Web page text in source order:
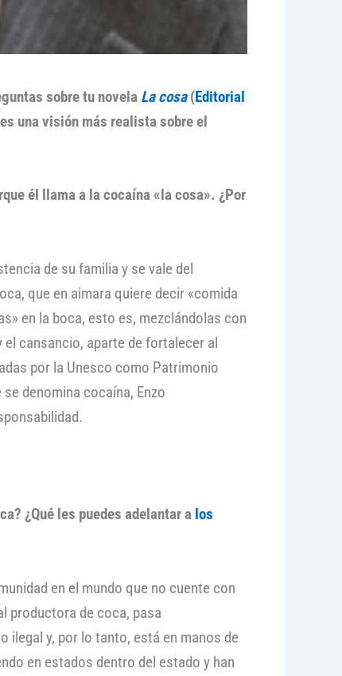
sobre tu novela La cosa(Editorial
una visión más realista sobre el
él llama a la cocaína «la cosa». ¿Por
de su familia y se vale del
que en aimara quiere decir «comida
en la boca, esto es, mezclándolas con
el cansancio, aparte de fortalecer al
por la Unesco como Patrimonio
denomina cocaína, Enzo
¿Qué les puedes adelantar a los
en el mundo que no cuente con
productora de coca, pasa
ilegal y, por lo tanto, está en manos de
en estados dentro del estado y han